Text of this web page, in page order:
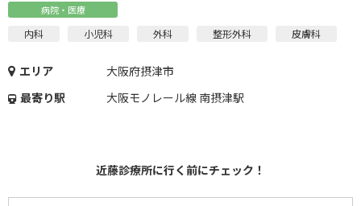
病院・医療
内科 小児科 外科 整形外科 皮膚科
エリア
大阪府摂津市
最寄り駅
大阪モノレール線 南摂津駅
近藤診療所に行く前にチェック！